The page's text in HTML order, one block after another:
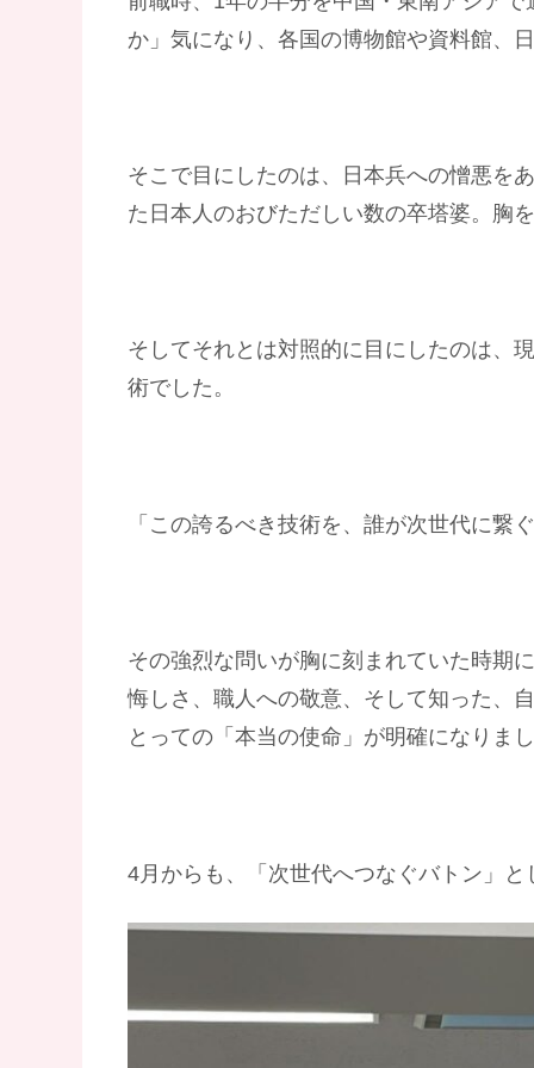
か」気になり、各国の博物館や資料館、
そこで目にしたのは、日本兵への憎悪を
た日本人のおびただしい数の卒塔婆。胸
そしてそれとは対照的に目にしたのは、
術でした。
「この誇るべき技術を、誰が次世代に繋
その強烈な問いが胸に刻まれていた時期
悔しさ、職人への敬意、そして知った、
とっての「本当の使命」が明確になりま
4月からも、「次世代へつなぐバトン」